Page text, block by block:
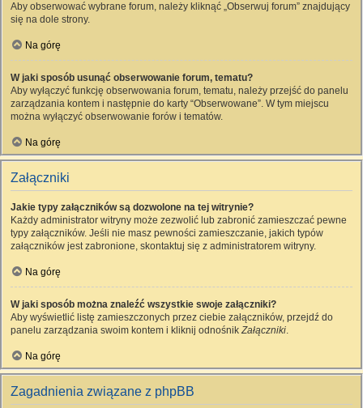
Aby obserwować wybrane forum, należy kliknąć „Obserwuj forum” znajdujący
się na dole strony.
Na górę
W jaki sposób usunąć obserwowanie forum, tematu?
Aby wyłączyć funkcję obserwowania forum, tematu, należy przejść do panelu
zarządzania kontem i następnie do karty “Obserwowane”. W tym miejscu
można wyłączyć obserwowanie forów i tematów.
Na górę
Załączniki
Jakie typy załączników są dozwolone na tej witrynie?
Każdy administrator witryny może zezwolić lub zabronić zamieszczać pewne
typy załączników. Jeśli nie masz pewności zamieszczanie, jakich typów
załączników jest zabronione, skontaktuj się z administratorem witryny.
Na górę
W jaki sposób można znaleźć wszystkie swoje załączniki?
Aby wyświetlić listę zamieszczonych przez ciebie załączników, przejdź do
panelu zarządzania swoim kontem i kliknij odnośnikZałączniki.
Na górę
Zagadnienia związane z phpBB